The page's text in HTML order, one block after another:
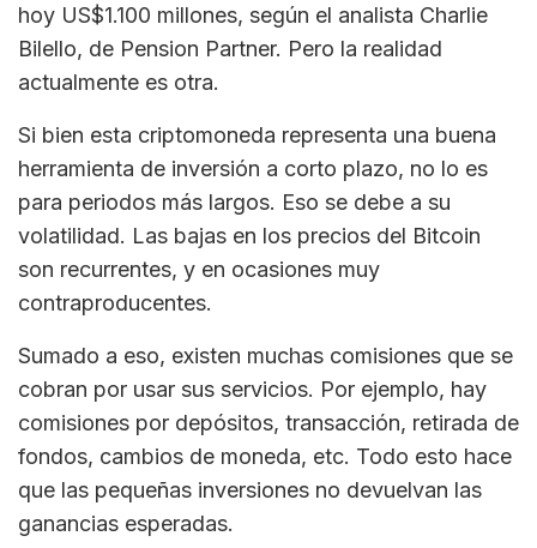
hoy US$1.100 millones, según el analista Charlie
Bilello, de Pension Partner. Pero la realidad
actualmente es otra.
Si bien esta criptomoneda representa una buena
herramienta de inversión a corto plazo, no lo es
para periodos más largos. Eso se debe a su
volatilidad. Las bajas en los precios del Bitcoin
son recurrentes, y en ocasiones muy
contraproducentes.
Sumado a eso, existen muchas comisiones que se
cobran por usar sus servicios. Por ejemplo, hay
comisiones por depósitos, transacción, retirada de
fondos, cambios de moneda, etc. Todo esto hace
que las pequeñas inversiones no devuelvan las
ganancias esperadas.